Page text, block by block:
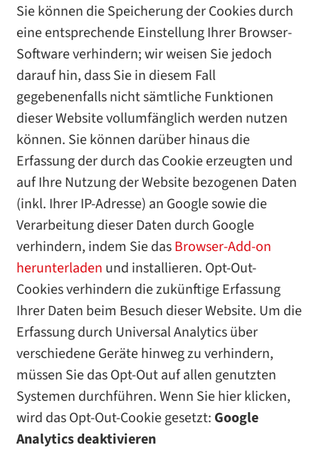
Sie können die Speicherung der Cookies durch
eine entsprechende Einstellung Ihrer Browser-
Software verhindern; wir weisen Sie jedoch
darauf hin, dass Sie in diesem Fall
gegebenenfalls nicht sämtliche Funktionen
dieser Website vollumfänglich werden nutzen
können. Sie können darüber hinaus die
Erfassung der durch das Cookie erzeugten und
auf Ihre Nutzung der Website bezogenen Daten
(inkl. Ihrer IP-Adresse) an Google sowie die
Verarbeitung dieser Daten durch Google
verhindern, indem Sie dasBrowser-Add-on
herunterladen und installieren. Opt-Out-
Cookies verhindern die zukünftige Erfassung
Ihrer Daten beim Besuch dieser Website. Um die
Erfassung durch Universal Analytics über
verschiedene Geräte hinweg zu verhindern,
müssen Sie das Opt-Out auf allen genutzten
Systemen durchführen. Wenn Sie hier klicken,
wird das Opt-Out-Cookie gesetzt: Google
Analytics deaktivieren